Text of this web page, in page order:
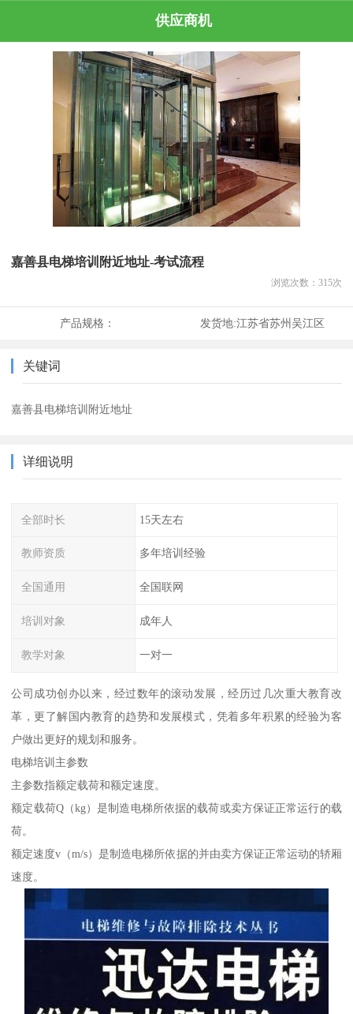
供应商机
嘉善县电梯培训附近地址-考试流程
浏览次数： 315次
产品规格： 发货地:江苏省苏州吴江区
关键词
嘉善县电梯培训附近地址
详细说明
全部时长 15天左右
教师资质 多年培训经验
全国通用 全国联网
培训对象 成年人
教学对象 一对一
公司成功创办以来，经过数年的滚动发展，经历过几次重大教育改
革，更了解国内教育的趋势和发展模式，凭着多年积累的经验为客
户做出更好的规划和服务。
电梯培训主参数
主参数指额定载荷和额定速度。
额定载荷Q（kg）是制造电梯所依据的载荷或卖方保证正常运行的载
荷。
额定速度v（m/s）是制造电梯所依据的并由卖方保证正常运动的轿厢
速度。